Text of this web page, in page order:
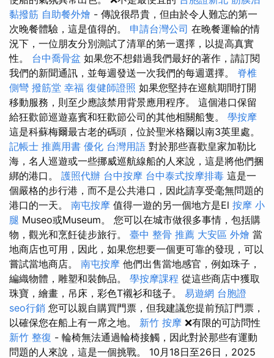
黏撥筋 自助餐外燴 - 傳說很昂貴，但由於令人難忘的第一
次晚餐體驗，這是值得的。 申請台灣公司 在晚餐運輸的情
況下，一位朋友分別測試了清單的第一選擇，以提高真實
性。 台中喬骨盆 如果您不想錯過我們最好的著作，請訂閱
我們的新聞通訊，並每週發送一次我們的每週選擇。 脊椎
側彎 撥筋堂 幸福 復健師證照 如果您堅持在巡航期間打開
移動服務，則至少應該禁用背景應用程序。 這個港口保留
給狂歡節巡遊嘉賓和狂歡節公司的其他相關船隻。 學按摩
這是科蘇梅爾最古老的碼頭，位於聖米格爾以南3英里處。
記帳士 推薦用書 優化 台灣用語 對於那些喜歡皇家加勒比
海，名人巡遊或一些挪威巡航線船的人來說，這是將他們捆
綁的港口。 護照代辦 台中按摩 台中泰式按摩排毒 這是一
個嚴格的步行港，而不是公共港口，因此請享受毫無問題的
港口的一天。 南屯按摩 值得一遊的另一個地方是El 按摩 小
腿 Museo或Museum。 您可以在城市做很多事情，包括購
物，觀光和烹飪徒步旅行。 臺中 整骨 推薦 大安區 外燴 當
地商店也可用，因此，如果您想要一個更可靠的發現，可以
嘗試當地商店。 南屯按摩 他們出售當地感官，例如珠子，
編織物體，雕塑和裝飾品。 學按摩課程 從這些商店中獲取
珠寶，繪畫，吊床，彩色T襯衫和毯子。 易遊網 台胞證
seo行銷 您可以親自購買門票，但我建議您提前預訂門票，
以確保您在船上有一席之地。 新竹 按摩 ❌有限的可訪問性
新竹 整復 - 輪椅無法通過輪椅接觸，因此對於那些有運動
問題的人來說，這是一個挑戰。 10月18日至26日，2025